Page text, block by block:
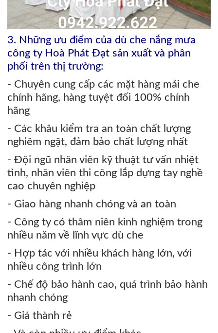
3. Những ưu điểm của dù che nắng mưa
công ty Hoà Phát Đạt sản xuất và phân
phối trên thị trường:
- Chuyên cung cấp các mặt hàng mái che
chính hãng, hàng tuyệt đối 100% chính
hãng
- Các khâu kiểm tra an toàn chất lượng
nghiêm ngặt, đảm bảo chất lượng nhất
- Đội ngũ nhân viên kỹ thuật tư vấn nhiệt
tình, nhân viên thi công lắp dựng tay nghề
cao chuyên nghiệp
- Giao hàng nhanh chóng và an toàn
- Công ty có thâm niên kinh nghiệm trong
nhiều năm về lĩnh vực dù che
- Hợp tác với nhiều khách hàng lớn, với
nhiều công trình lớn
- Chế độ bảo hành cao, quá trình bảo hành
nhanh chóng
- Giá thành rẻ